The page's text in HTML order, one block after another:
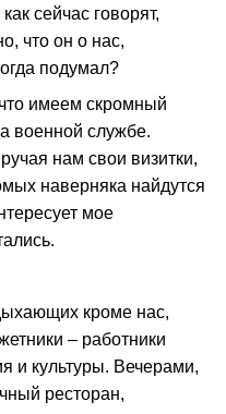
сейчас говорят,
что он о нас,
подумал?
имеем скромный
военной службе.
нам свои визитки,
наверняка найдутся
мое
кроме нас,
– работники
и культуры. Вечерами,
ресторан,